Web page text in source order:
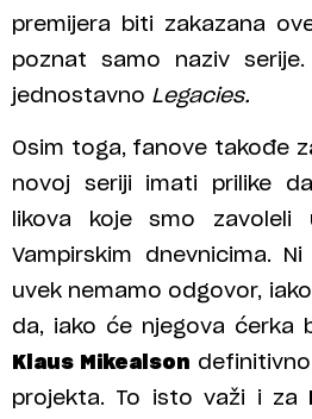
premijera biti zakazana
poznat samo naziv
jednostavno Legacies.
Osim toga, fanove takođe
novoj seriji imati prilike
likova koje smo zavoleli
Vampirskim dnevnicima.
uvek nemamo odgovor,
da, iako će njegova ćerka
Klaus Mikealson
projekta. To isto važi i za